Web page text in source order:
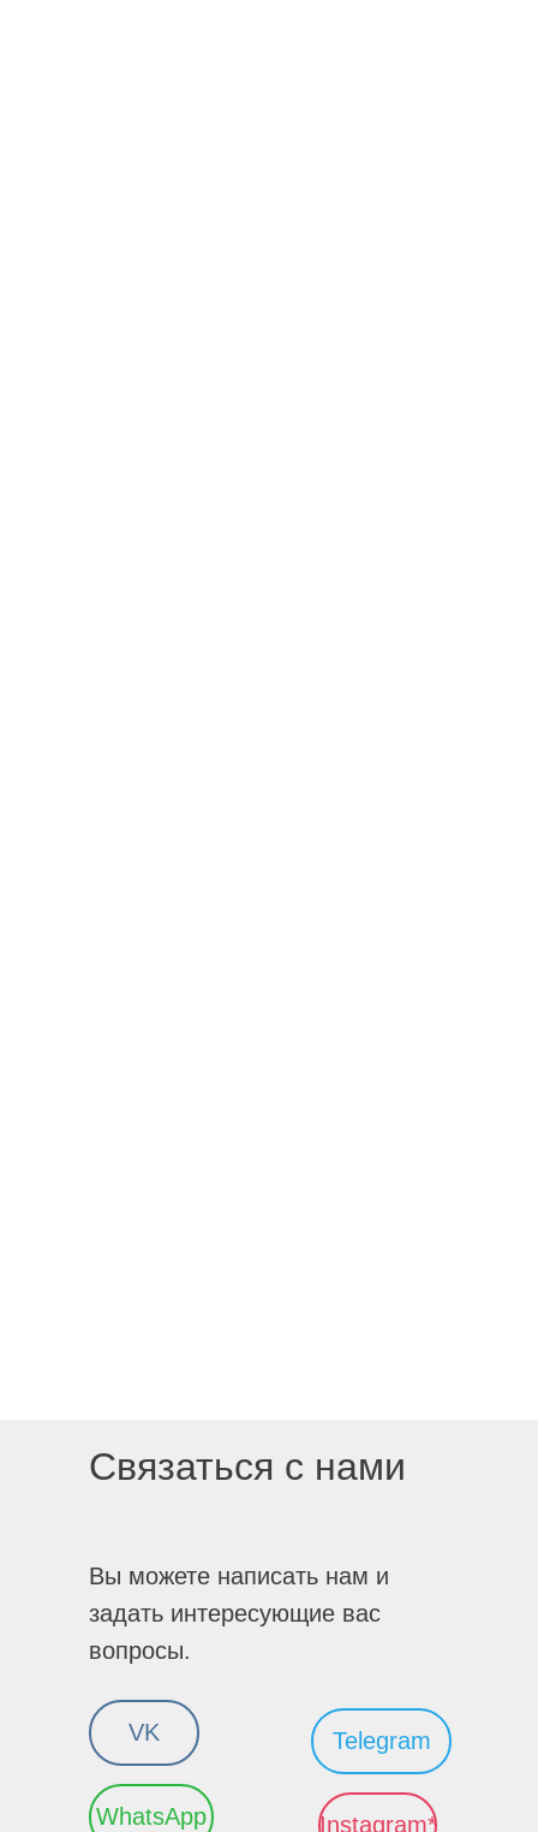
Instagram*
Связаться с нами
Вы можете написать нам и
задать интересующие вас
вопросы.
VK
WhatsApp
Telegram